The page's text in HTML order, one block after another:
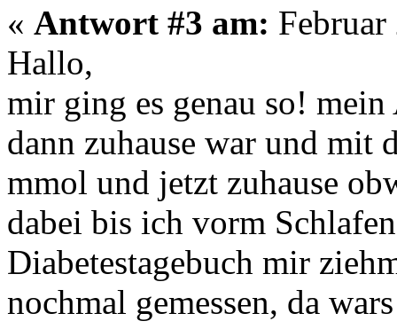
« Antwort #3 am:
Hallo,
mir ging es genau so!
dann zuhause war und mit
mmol und jetzt zuhause
dabei bis ich vorm
Diabetestagebuch mir
nochmal gemessen, da